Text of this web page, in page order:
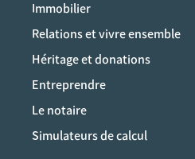
Immobilier
Relations et vivre ensemble
Héritage et donations
Entreprendre
Le notaire
Simulateurs de calcul